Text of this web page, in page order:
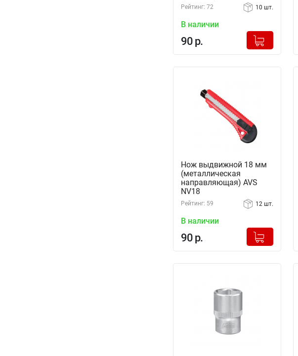
Рейтинг: 72 10 шт.
В наличии
90 р.
+
Добавлено в корзину
Нож выдвижной 18 мм
(металлическая
направляющая) AVS
NV18
Рейтинг: 59 12 шт.
В наличии
90 р.
+
Добавлено в корзину